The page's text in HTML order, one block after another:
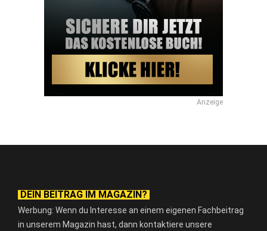
Anzeige
DEIN BEITRAG IM MAGAZIN?
Werbung: Wenn du Interesse an einem eigenen Fachbeitrag
in unserem Magazin hast, dann kontaktiere unsere